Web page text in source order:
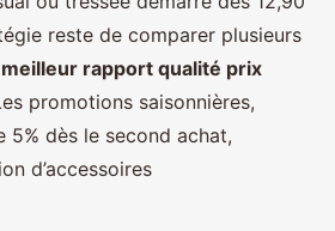
reste de comparer plusieurs
meilleur rapport qualité prix
promotions saisonnières,
5% dès le second achat,
d’accessoires